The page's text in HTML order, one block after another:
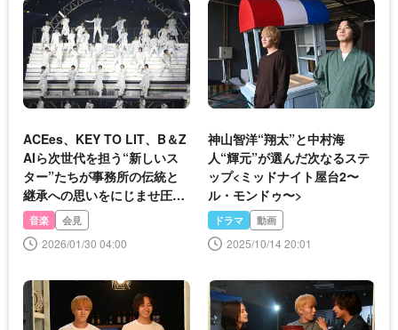
ACEes、KEY TO LIT、B＆Z
AIら次世代を担う“新しいス
ター”たちが事務所の伝統と
継承への思いをにじませ圧巻
のステージ＜ジュニア STAR
to FESTIVAL 2026＞
音楽 会見
2026/01/30 04:00
神山智洋“翔太”と中村海
人“輝元”が選んだ次なるステ
ップ<ミッドナイト屋台2〜
ル・モンドゥ〜>
ドラマ 動画
2025/10/14 20:01